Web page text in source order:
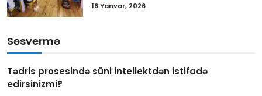
16 Yanvar, 2026
Səsvermə
Tədris prosesində süni intellektdən istifadə
edirsinizmi?